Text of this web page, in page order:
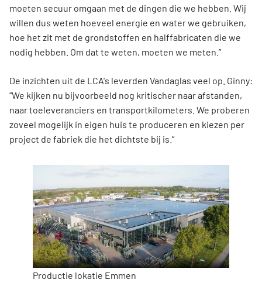
moeten secuur omgaan met de dingen die we hebben. Wij
willen dus weten hoeveel energie en water we gebruiken,
hoe het zit met de grondstoffen en halffabricaten die we
nodig hebben. Om dat te weten, moeten we meten.”
De inzichten uit de LCA's leverden Vandaglas veel op. Ginny:
“We kijken nu bijvoorbeeld nog kritischer naar afstanden,
naar toeleveranciers en transportkilometers. We proberen
zoveel mogelijk in eigen huis te produceren en kiezen per
project de fabriek die het dichtste bij is.”
Productie lokatie Emmen